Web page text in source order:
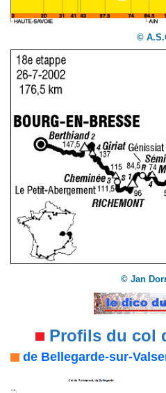
©
©Jan
Profils du col
de Bellegarde-sur-